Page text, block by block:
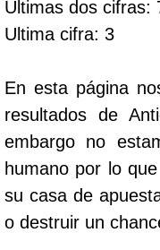
Ultimas dos cifras:
Ultima cifra: 3
En esta página
resultados de
embargo no
humano por lo
su casa de
o destruir un